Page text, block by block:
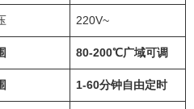
220V~
80-200℃广域可调
1-60分钟自由定时